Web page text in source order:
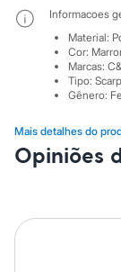
Moda esportiva
Acessórios
Blusas
Calçados
Leggings
Shorts e
Moda íntima
Calcinhas
Cintas e
Sutiãs e Tops
Moda praia
Mais detalhes do
Informacoes
Material:
Cor:
Marcas:
Tipo:
Gênero:
Opiniões